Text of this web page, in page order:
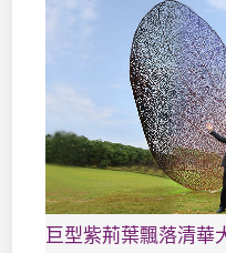
巨型紫荊葉飄落清華